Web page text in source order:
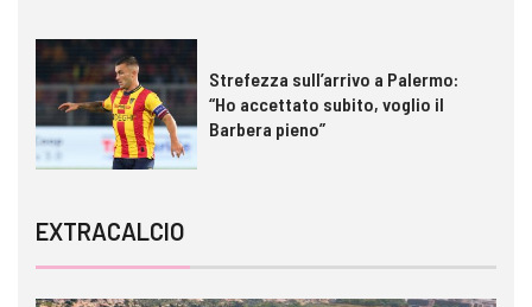
Strefezza sull’arrivo a Palermo:
“Ho accettato subito, voglio il
Barbera pieno”
EXTRACALCIO